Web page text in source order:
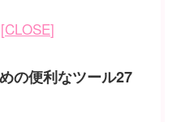
[CLOSE]
の便利なツール27